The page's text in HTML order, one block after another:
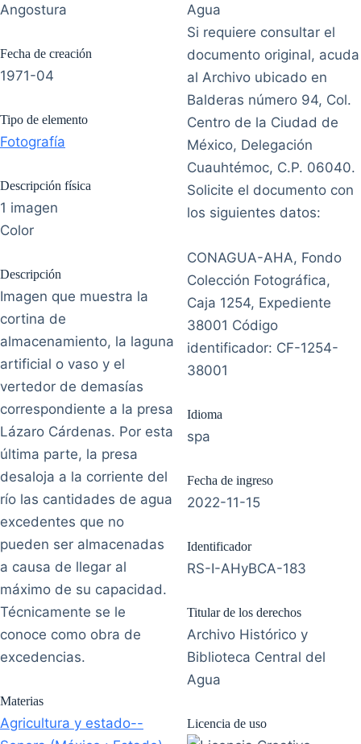
Angostura
Fecha de creación
1971-04
Tipo de elemento
Fotografía
Descripción física
1 imagen
Color
Descripción
Imagen que muestra la
cortina de
almacenamiento, la laguna
artificial o vaso y el
vertedor de demasías
correspondiente a la presa
Lázaro Cárdenas. Por esta
última parte, la presa
desaloja a la corriente del
río las cantidades de agua
excedentes que no
pueden ser almacenadas
a causa de llegar al
máximo de su capacidad.
Técnicamente se le
conoce como obra de
excedencias.
Materias
Agricultura y estado--
Agua
Si requiere consultar el
documento original, acuda
al Archivo ubicado en
Balderas número 94, Col.
Centro de la Ciudad de
México, Delegación
Cuauhtémoc, C.P. 06040.
Solicite el documento con
los siguientes datos:
CONAGUA-AHA, Fondo
Colección Fotográfica,
Caja 1254, Expediente
38001 Código
identificador: CF-1254-
38001
Idioma
spa
Fecha de ingreso
2022-11-15
Identificador
RS-I-AHyBCA-183
Titular de los derechos
Archivo Histórico y
Biblioteca Central del
Agua
Licencia de uso